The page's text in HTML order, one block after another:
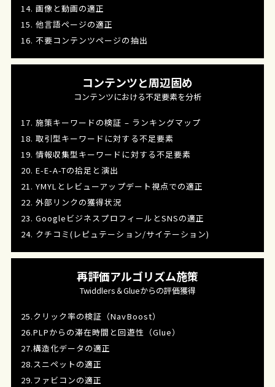
14. 画像と動画の適正
15. 他言語ページの適正
16. 不要コンテンツページの抽出
コンテンツと周辺固め
コンテンツにおける不足要素を分析
17. 施策キーワードの検証 – ランキングマップ
18. 取引型キーワードに対する不足要素
19. 情報収集型キーワードに対する不足要素
20. E-E-A-Tの拾足と演出
21. YMYLとレビューアップデート視点での適正
22. 外部リンクの獲得状況
23. GoogleビジネスプロフィールとSNSの適正
24. クチコミ(レピュテーション/サイテーション)
再評価アルゴリズム施策
Twiddlers＆Glueからの評価獲得
25.クリック率の検証（NavBoost）
26.PLPからの滞在時間と回遊性（Glue）
27.構造化データの適正
28.スニペットの適正
29.ファビコンの適正